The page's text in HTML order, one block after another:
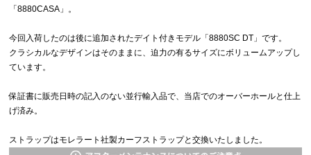
「8880CASA」。
今回入荷したのは後に追加されたデイト付きモデル「8880SC DT」です。
クラシカルなデザインはそのままに、迫力の有るサイズにボリュームアップし
ています。
保証書に販売日時の記入のない並行輸入品で、当店でのオーバーホールと仕上
げ済み。
ストラップはモレラート社製カーフストラップと交換いたしました。